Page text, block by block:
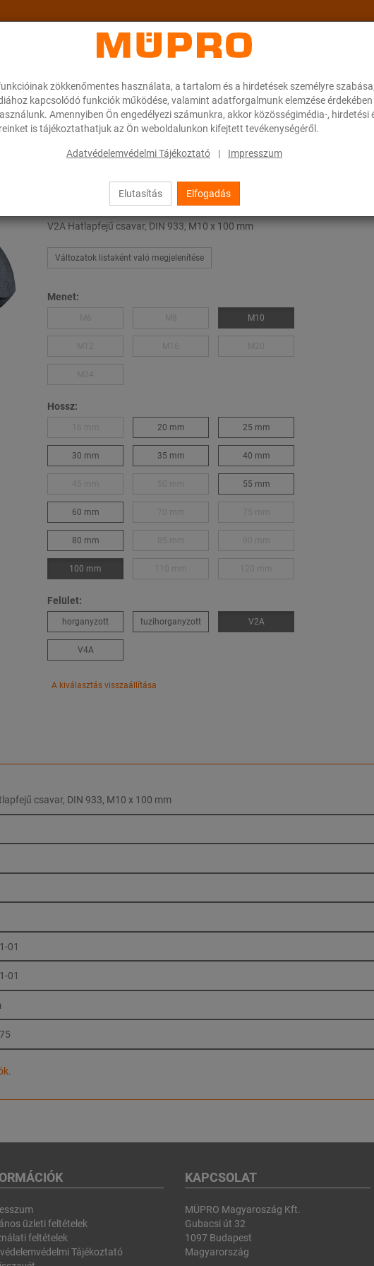
zökkenőmentes használata, a tartalom és a hirdetések személyre
kapcsolódó funkciók működése, valamint adatforgalmunk elemzése
Amennyiben Ön engedélyezi számunkra, akkor közösségimédia-, hirdetési
is tájékoztathatjuk az Ön weboldalunkon kifejtett tevékenységéről.
Adatvédelemvédelmi Tájékoztató | Impresszum
Elutasítás Elfogadás
A MÜPRO-ról Karrier Downloads
Hatlapfejű csavarok
V2A Hatlapfejű csavar, DIN 933, M10 x 100 mm
Változatok listaként való megjelenítése
Menet:
M10
Hossz:
20 mm 25 mm
30 mm 35 mm 40 mm
55 mm
60 mm
80 mm
100 mm
Felület:
horganyzott tuzihorganyzott V2A
V4A
A kiválasztás visszaállítása
csavar, DIN 933, M10 x 100 mm
01
01
üzleti feltételek
feltételek
Tájékoztató
KAPCSOLAT
MÜPRO Magyaroszág Kft.
Gubacsi út 32
1097 Budapest
Magyarország